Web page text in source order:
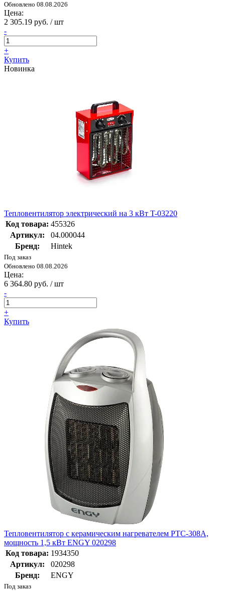
Обновлено 08.08.2026
Цена:
2 305.19 руб. / шт
-
+
Купить
Новинка
Тепловентилятор электрический на 3 кВт T-03220
Код товара: 455326
Артикул:
04.000044
Бренд:
Hintek
Под заказ
Обновлено 08.08.2026
Цена:
6 364.80 руб. / шт
-
+
Купить
Тепловентилятор с керамическим нагревателем РТС-308А,
мощность 1,5 кВт ENGY 020298
Код товара: 1934350
Артикул:
020298
Бренд:
ENGY
Под заказ